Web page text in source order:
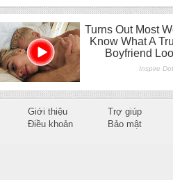
Giới thiệu
Điều khoản
Trợ giúp
Bảo mật